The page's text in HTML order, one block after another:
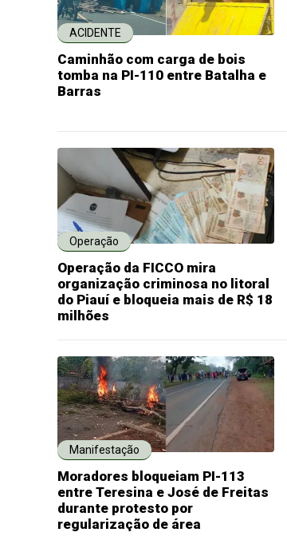
ACIDENTE
Caminhão com carga de bois
tomba na PI-110 entre Batalha e
Barras
Operação
Operação da FICCO mira
organização criminosa no litoral
do Piauí e bloqueia mais de R$ 18
milhões
Manifestação
Moradores bloqueiam PI-113
entre Teresina e José de Freitas
durante protesto por
regularização de área